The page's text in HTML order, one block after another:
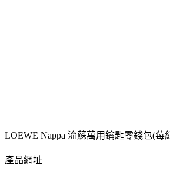
LOEWE Nappa 流蘇萬用鑰匙零錢包(莓
產品網址